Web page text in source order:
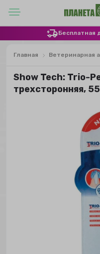
Бесплатная
Главная Ветеринарная
Show Tech: Trio-
трехсторонняя,